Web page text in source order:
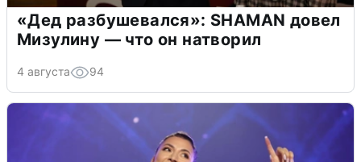
«Дед разбушевался»: SHAMAN довел
Мизулину — что он натворил
4 августа 94